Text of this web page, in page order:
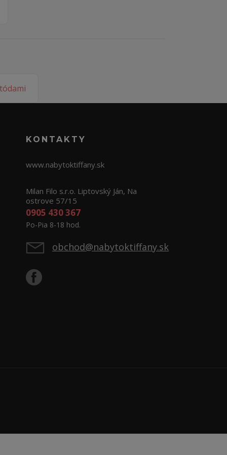
KONTAKTY
www.nabytoktiffany.sk
Milan Filo s.r.o. Liptovský Ján, Na
ostrove 57/15
0905 430 367
Po-Pia 8-18 hod.
obchod@nabytoktiffany.sk